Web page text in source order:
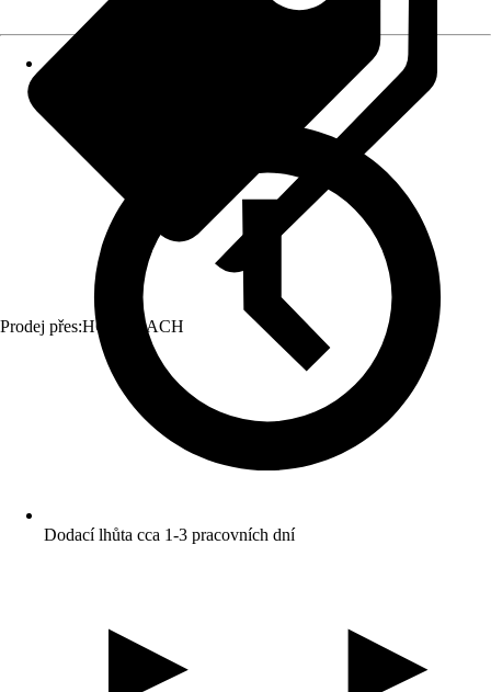
Prodej přes:HORNBACH
Dodací lhůta cca 1-3 pracovních dní